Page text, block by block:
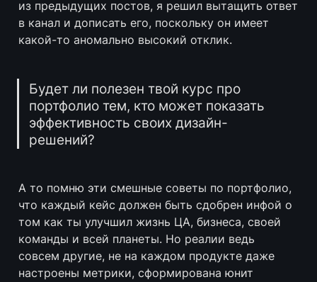
из предыдущих постов, я решил вытащить ответ
в канал и дописать его, поскольку он имеет
какой-то аномально высокий отклик.
Будет ли полезен твой курс про
портфолио тем, кто может показать
эффективность своих дизайн-
решений?
А то помню эти смешные советы по портфолио,
что каждый кейс должен быть сдобрен инфой о
том как ты улучшил жизнь ЦА, бизнеса, своей
команды и всей планеты. Но реалии ведь
совсем другие, не на каждом продукте даже
настроены метрики, сформирована юнит